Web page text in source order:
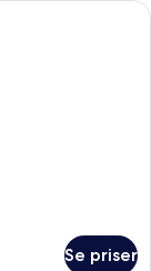
stort fönster, ett
Se priser